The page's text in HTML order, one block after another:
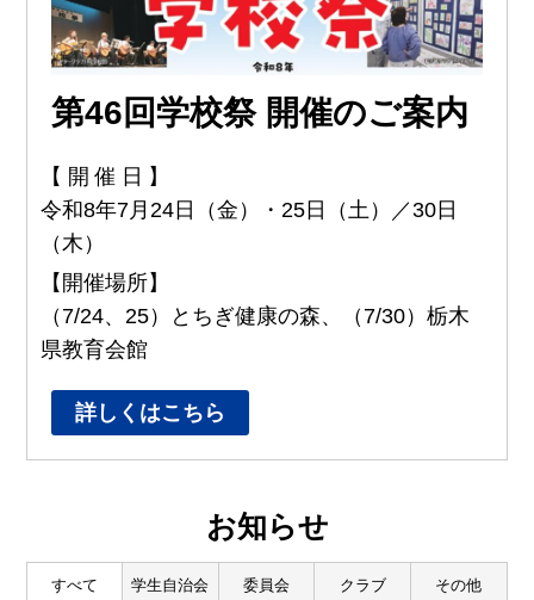
第46回学校祭 開催のご案内
【開催日】
令和8年7月24日（金）・25日（土）／30日
（木）
【開催場所】
（7/24、25）とちぎ健康の森、（7/30）栃木
県教育会館
詳しくはこちら
お知らせ
すべて 学生自治会 委員会 クラブ その他